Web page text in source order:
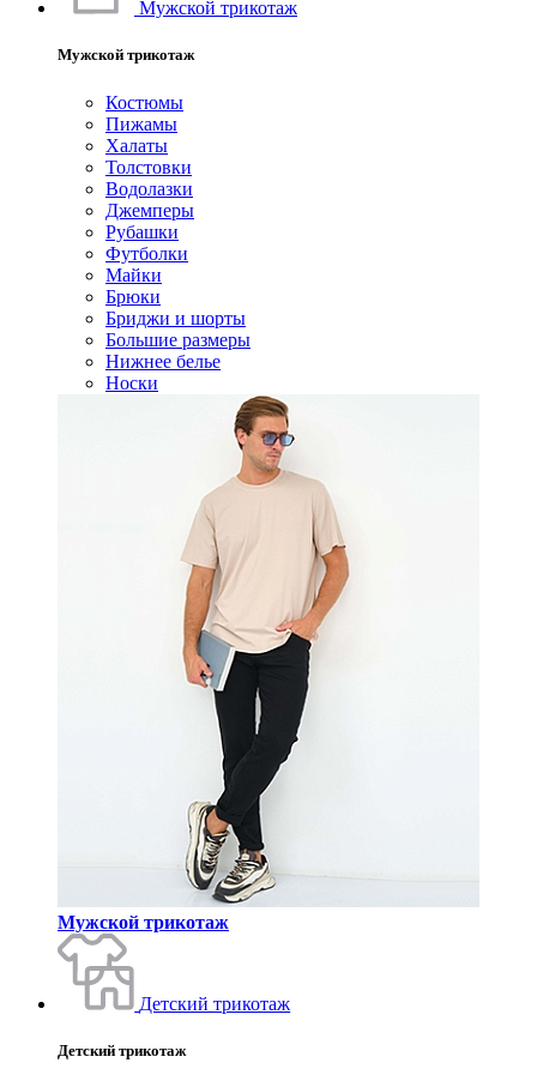
Мужской трикотаж
Мужской трикотаж
Костюмы
Пижамы
Халаты
Толстовки
Водолазки
Джемперы
Рубашки
Футболки
Майки
Брюки
Бриджи и шорты
Большие размеры
Нижнее белье
Носки
Мужской трикотаж
Детский трикотаж
Детский трикотаж